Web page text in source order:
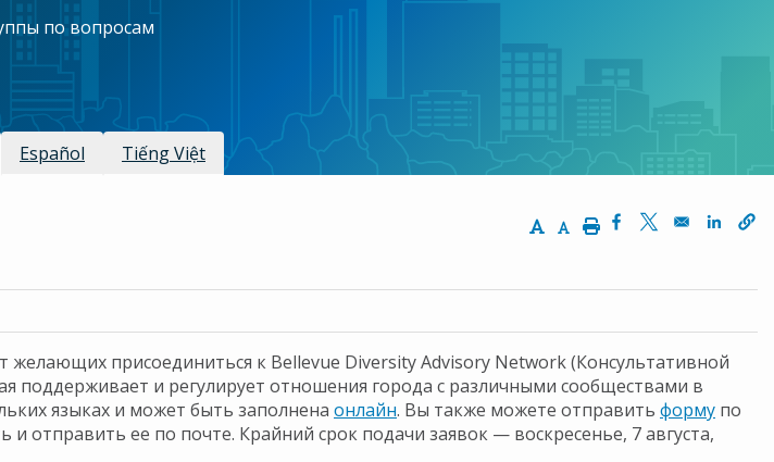
по вопросам
Español Tiếng Việt
Increase Text Size
Decrease Text Size
PrintOpens in a new
Opens in aOpens
желающих присоединиться к Bellevue Diversity Advisory Network (Консультативной
поддерживает и регулирует отношения города с различными сообществами в
языках и может быть заполнена онлайн. Вы также можете отправить форму по
и отправить ее по почте. Крайний срок подачи заявок — воскресенье, 7 августа,